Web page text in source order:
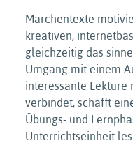
Märchentexte
kreativen,
gleichzeitig das
Umgang mit einem
interessante Lektüre
verbindet, schafft
Übungs- und
Unterrichtseinheit